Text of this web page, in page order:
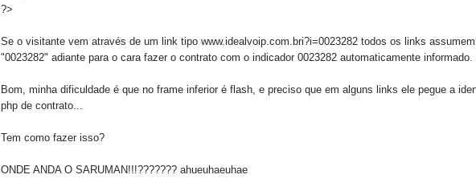
?>
Se o visitante vem através de um link tipo www.idealvoip.com.bri?i=0023282 todos os links
"0023282" adiante para o cara fazer o contrato com o indicador 0023282 automaticamente informado.
Bom, minha dificuldade é que no frame inferior é flash, e preciso que em alguns links ele pegue a
php de contrato...
Tem como fazer isso?
ONDE ANDA O SARUMAN!!!??????? ahueuhaeuhae